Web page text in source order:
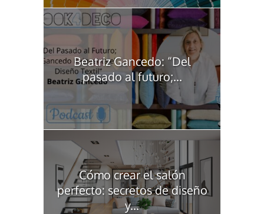
Beatriz Gancedo: “Del
pasado al futuro;...
Cómo crear el salón
perfecto: secretos de diseño
y...